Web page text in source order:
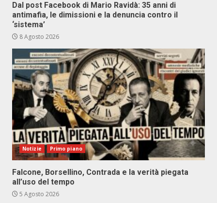
Dal post Facebook di Mario Ravidà: 35 anni di
antimafia, le dimissioni e la denuncia contro il
‘sistema’
8 Agosto 2026
Notizie Primo piano
Falcone, Borsellino, Contrada e la verità piegata
all’uso del tempo
5 Agosto 2026